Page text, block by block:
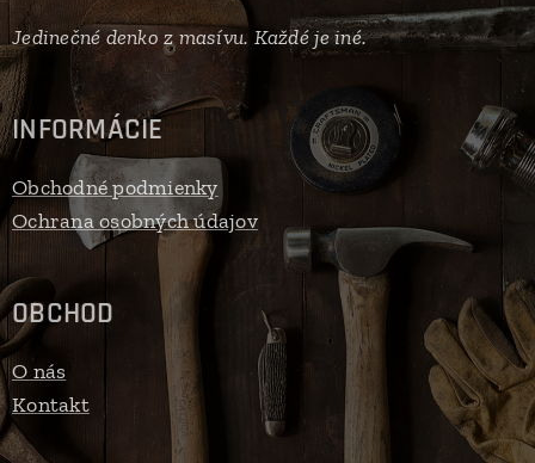
Jedinečné denko z masívu. Každé je iné.
INFORMÁCIE
Obchodné podmienky
Ochrana osobných údajov
OBCHOD
O nás
Kontakt